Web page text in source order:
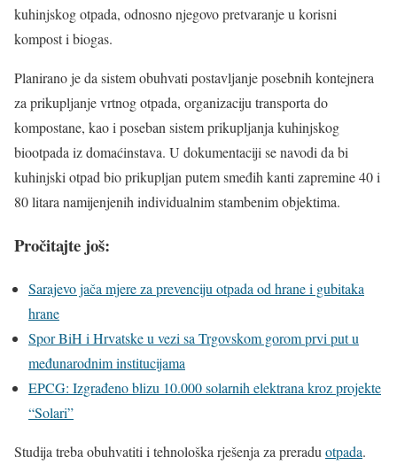
kuhinjskog otpada, odnosno njegovo pretvaranje u korisni
kompost i biogas.
Planirano je da sistem obuhvati postavljanje posebnih kontejnera
za prikupljanje vrtnog otpada, organizaciju transporta do
kompostane, kao i poseban sistem prikupljanja kuhinjskog
biootpada iz domaćinstava. U dokumentaciji se navodi da bi
kuhinjski otpad bio prikupljan putem smeđih kanti zapremine 40 i
80 litara namijenjenih individualnim stambenim objektima.
Pročitajte još:
Sarajevo jača mjere za prevenciju otpada od hrane i gubitaka
hrane
Spor BiH i Hrvatske u vezi sa Trgovskom gorom prvi put u
međunarodnim institucijama
EPCG: Izgrađeno blizu 10.000 solarnih elektrana kroz projekte
“Solari”
Studija treba obuhvatiti i tehnološka rješenja za preradu otpada.